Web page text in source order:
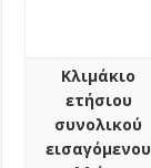
Κλιμάκιο
ετήσιου
συνολικού
εισαγόμενου